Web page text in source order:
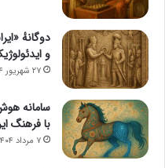
دوگانهٔ
و
۲۷ شهریور ۱۴۰۴
سامانه
با فرهنگ
۷ مرداد ۱۴۰۴